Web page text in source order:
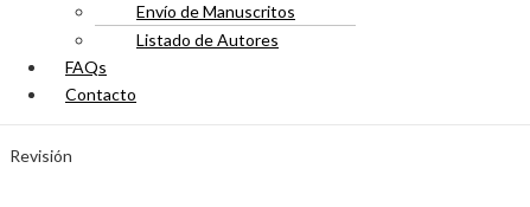
Envío de Manuscritos
Listado de Autores
FAQs
Contacto
Revisión